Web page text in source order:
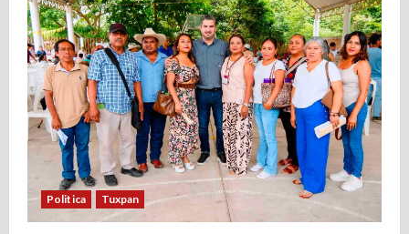
Politica Tuxpan